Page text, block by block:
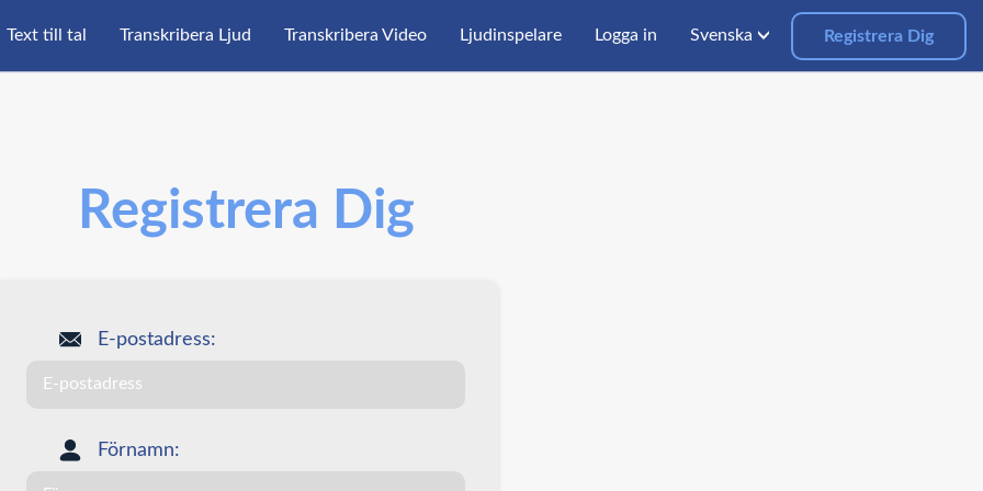
Text till tal Transkribera Ljud Transkribera Video Ljudinspelare Logga in Svenska Registrera Dig
Registrera Dig
E-postadress:
Förnamn: